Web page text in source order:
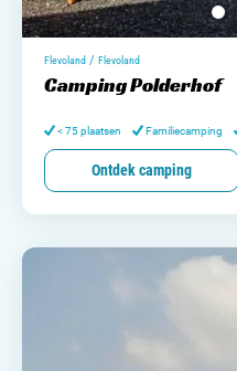
Flevoland / Flevoland
Camping Polderhof
< 75 plaatsen Familiecamping
Ontdek camping